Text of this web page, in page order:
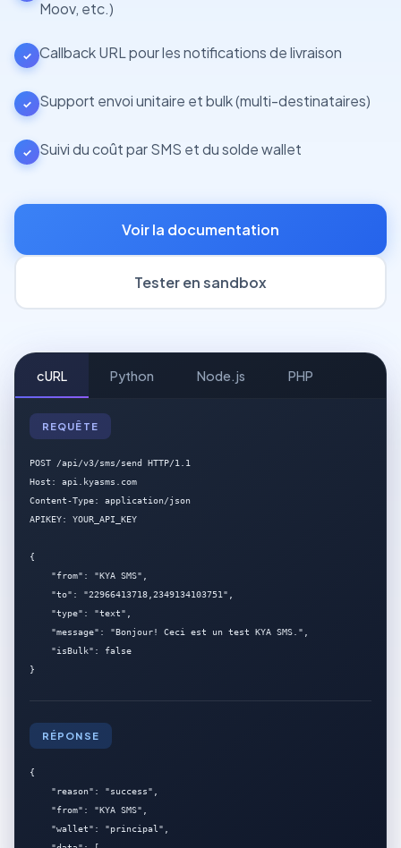
Moov, etc.)
✓ Callback URL pour les notifications de livraison
✓ Support envoi unitaire et bulk (multi-destinataires)
✓ Suivi du coût par SMS et du solde wallet
Voir la documentation
Tester en sandbox
cURL Python Node.js PHP
REQUÊTE
POST /api/v3/sms/send HTTP/1.1
Host: api.kyasms.com
Content-Type: application/json
APIKEY: YOUR_API_KEY
{
}
RÉPONSE
{